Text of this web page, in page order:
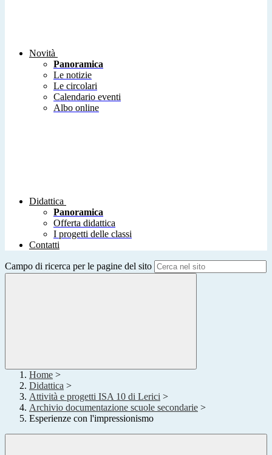
Novità
Panoramica
Le notizie
Le circolari
Calendario eventi
Albo online
Didattica
Panoramica
Offerta didattica
I progetti delle classi
Contatti
Campo di ricerca per le pagine del sito
Home >
Didattica >
Attività e progetti ISA 10 di Lerici >
Archivio documentazione scuole secondarie >
Esperienze con l'impressionismo